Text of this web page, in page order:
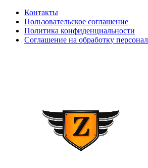
Контакты
Пользовательское соглашение
Политика конфиденциальности
Соглашение на обработку